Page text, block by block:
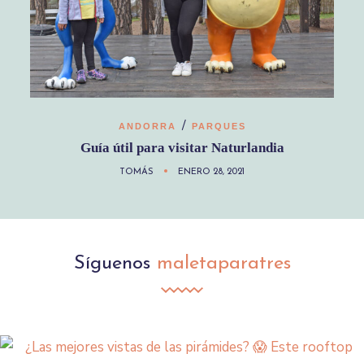
ANDORRA / PARQUES
Guía útil para visitar Naturlandia
TOMÁS ENERO 28, 2021
Síguenos maletaparatres